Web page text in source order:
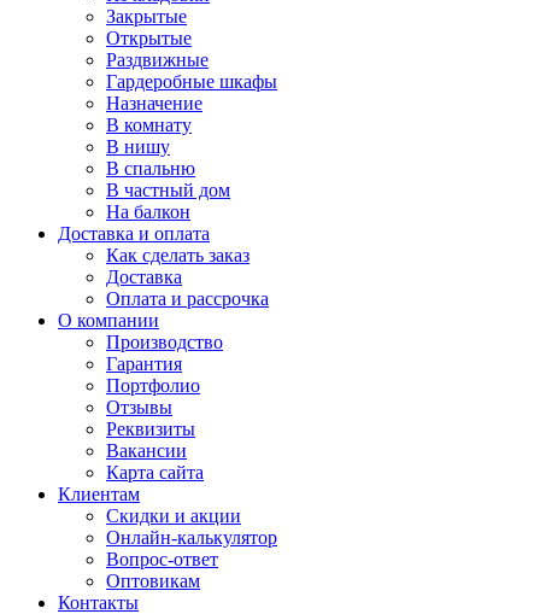
Закрытые
Открытые
Раздвижные
Гардеробные шкафы
Назначение
В комнату
В нишу
В спальню
В частный дом
На балкон
Доставка и оплата
Как сделать заказ
Доставка
Оплата и рассрочка
О компании
Производство
Гарантия
Портфолио
Отзывы
Реквизиты
Вакансии
Карта сайта
Клиентам
Скидки и акции
Онлайн-калькулятор
Вопрос-ответ
Оптовикам
Контакты